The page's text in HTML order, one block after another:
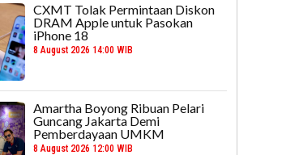
CXMT Tolak Permintaan Diskon
DRAM Apple untuk Pasokan
iPhone 18
8 August 2026 14:00 WIB
Amartha Boyong Ribuan Pelari
Guncang Jakarta Demi
Pemberdayaan UMKM
8 August 2026 12:00 WIB